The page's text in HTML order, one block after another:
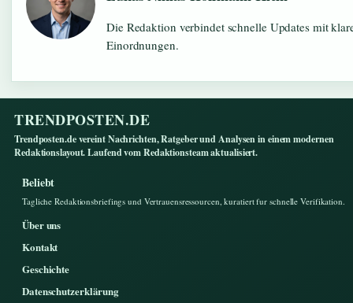
Die Redaktion verbindet schnelle Updates mit
Einordnungen.
TRENDPOSTEN.DE
Trendposten.de vereint Nachrichten, Ratgeber und Analysen in einem modernen
Redaktionslayout. Laufend vom Redaktionsteam aktualisiert.
Beliebt
Tagliche Redaktionsbriefings und Vertrauensressourcen, kuratiert fur schnelle Verifikation.
Über uns
Kontakt
Geschichte
Datenschutzerklärung